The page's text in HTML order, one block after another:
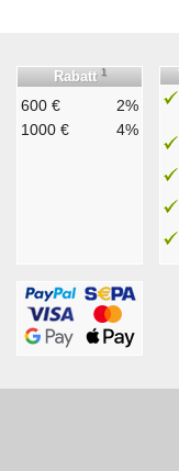
Rabatt 1
600 €
2%
1000 €
4%